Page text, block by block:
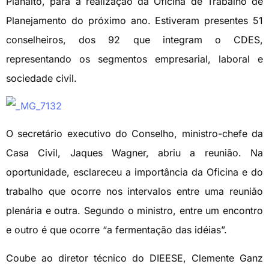
Planejamento do próximo ano. Estiveram presentes 51
conselheiros, dos 92 que integram o CDES,
representando os segmentos empresarial, laboral e
sociedade civil.
O secretário executivo do Conselho, ministro-chefe da
Casa Civil, Jaques Wagner, abriu a reunião. Na
oportunidade, esclareceu a importância da Oficina e do
trabalho que ocorre nos intervalos entre uma reunião
plenária e outra. Segundo o ministro, entre um encontro
e outro é que ocorre “a fermentação das idéias”.
Coube ao diretor técnico do DIEESE, Clemente Ganz